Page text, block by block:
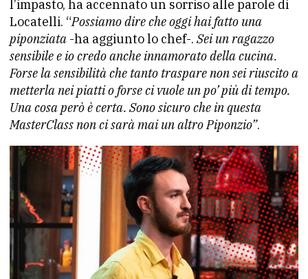
l’impasto, ha accennato un sorriso alle parole di
Locatelli. “Possiamo dire che oggi hai fatto una
piponziata -ha aggiunto lo chef-. Sei un ragazzo
sensibile e io credo anche innamorato della cucina.
Forse la sensibilità che tanto traspare non sei riuscito a
metterla nei piatti o forse ci vuole un po’ più di tempo.
Una cosa però è certa. Sono sicuro che in questa
MasterClass non ci sarà mai un altro Piponzio”.